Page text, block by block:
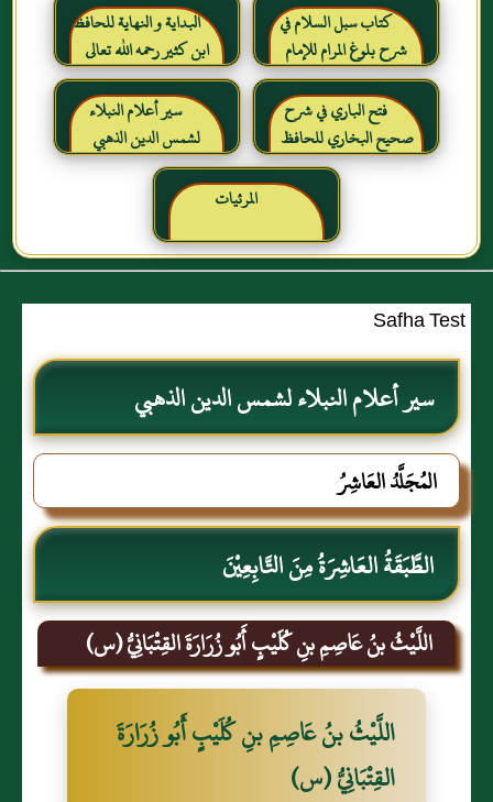
كتاب سبل السلام في
شرح بلوغ المرام للإمام
الصنعاني رحمه الله
البداية و النهاية للحافظ
ابن كثير رحمه الله تعالى
فتح الباري في شرح
صحيح البخاري للحافظ
ابن حجر العسقلاني
سير أعلام النبلاء
لشمس الدين الذهبي
المرئيات
Safha Test
سير أعلام النبلاء لشمس الدين الذهبي
المُجَلَّدُ العَاشِرُ
الطَّبَقَةُ العَاشِرَةُ مِنَ التَّابِعِيْنَ
اللَّيْثُ بنُ عَاصِمِ بنِ كُلَيْبٍ أَبُو زُرَارَةَ القِتْبَانِيُّ (س)
اللَّيْثُ بنُ عَاصِمِ بنِ كُلَيْبٍ أَبُو زُرَارَةَ
القِتْبَانِيُّ (س)